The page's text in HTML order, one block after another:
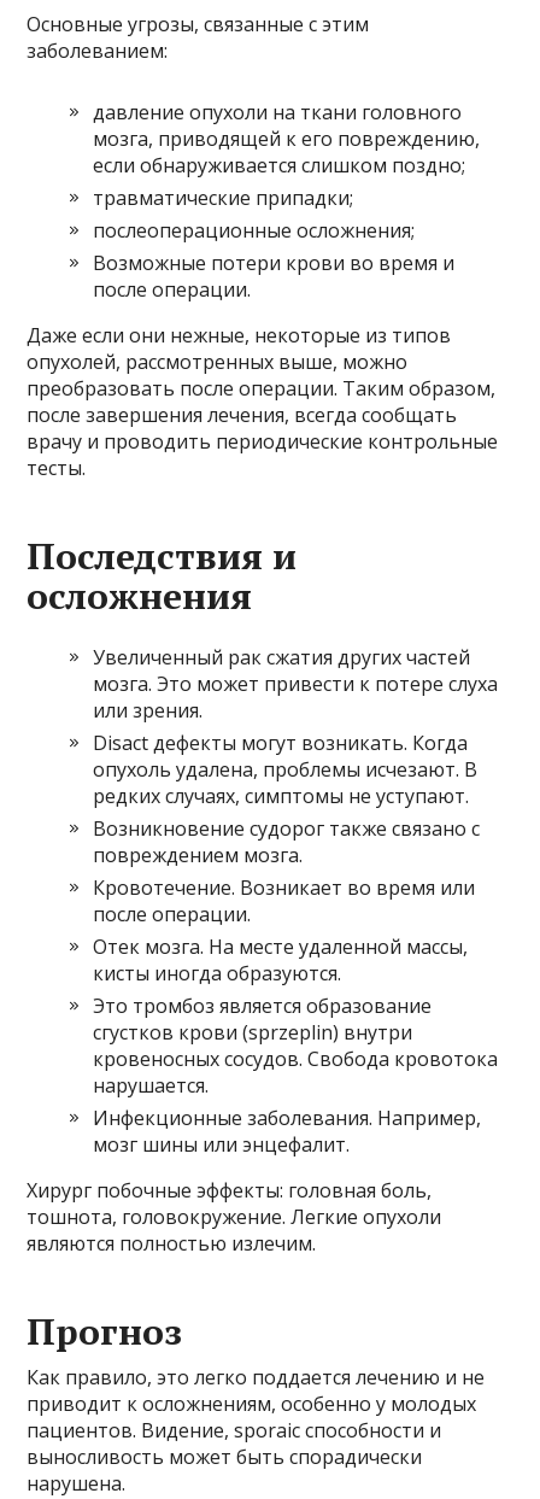
Основные угрозы, связанные с этим
заболеванием:
давление опухоли на ткани головного
мозга, приводящей к его повреждению,
если обнаруживается слишком поздно;
травматические припадки;
послеоперационные осложнения;
Возможные потери крови во время и
после операции.
Даже если они нежные, некоторые из типов
опухолей, рассмотренных выше, можно
преобразовать после операции. Таким образом,
после завершения лечения, всегда сообщать
врачу и проводить периодические контрольные
тесты.
Последствия и
осложнения
Увеличенный рак сжатия других частей
мозга. Это может привести к потере слуха
или зрения.
Disact дефекты могут возникать. Когда
опухоль удалена, проблемы исчезают. В
редких случаях, симптомы не уступают.
Возникновение судорог также связано с
повреждением мозга.
Кровотечение. Возникает во время или
после операции.
Отек мозга. На месте удаленной массы,
кисты иногда образуются.
Это тромбоз является образование
сгустков крови (sprzeplin) внутри
кровеносных сосудов. Свобода кровотока
нарушается.
Инфекционные заболевания. Например,
мозг шины или энцефалит.
Хирург побочные эффекты: головная боль,
тошнота, головокружение. Легкие опухоли
являются полностью излечим.
Прогноз
Как правило, это легко поддается лечению и не
приводит к осложнениям, особенно у молодых
пациентов. Видение, sporaic способности и
выносливость может быть спорадически
нарушена.